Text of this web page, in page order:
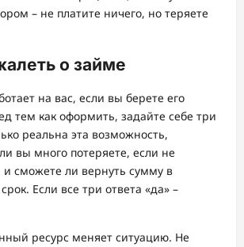
– не платите ничего, но теряете
о займе
на вас, если вы берете его
тем как оформить, задайте себе три
реальна эта возможность,
вы много потеряете, если не
и сможете ли вернуть сумму в
Если все три ответа «да» –
ресурс меняет ситуацию. Не